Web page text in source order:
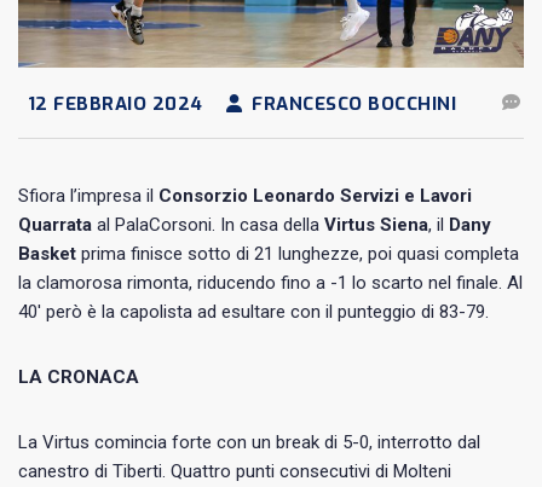
12 FEBBRAIO 2024 FRANCESCO BOCCHINI
Sfiora l’impresa il Consorzio Leonardo Servizi e Lavori
Quarrata al PalaCorsoni. In casa della Virtus Siena, il Dany
Basket prima finisce sotto di 21 lunghezze, poi quasi completa
la clamorosa rimonta, riducendo fino a -1 lo scarto nel finale. Al
40′ però è la capolista ad esultare con il punteggio di 83-79.
LA CRONACA
La Virtus comincia forte con un break di 5-0, interrotto dal
canestro di Tiberti. Quattro punti consecutivi di Molteni